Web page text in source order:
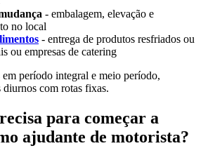
- embalagem, elevação e
no local
- entrega de produtos resfriados ou
ou empresas de catering
período integral e meio período,
diurnos com rotas fixas.
para começar a
ajudante de motorista?